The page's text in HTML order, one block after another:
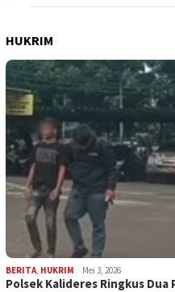
HUKRIM
BERITA HUKRIM Mei 3, 2026
Polsek Kalideres Ringkus